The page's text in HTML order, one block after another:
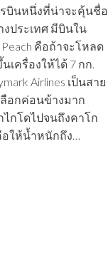
รบินหนึ่งที่น่าจะคุ้นชื่อ
ประเทศ มีบินใน
คือถ้าจะโหลด
เครื่องให้ได้ 7 กก.
Airlines เป็นสาย
อกค่อนข้างมาก
กโดไปจนถึงคาโก
ให้น้ำหนักถึง…